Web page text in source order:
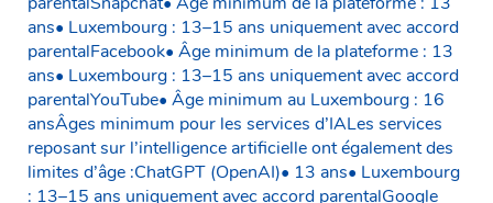
ans• Luxembourg : 13–15 ans uniquement avec accord
parentalFacebook• Âge minimum de la plateforme : 13
ans• Luxembourg : 13–15 ans uniquement avec accord
parentalYouTube• Âge minimum au Luxembourg : 16
ansÂges minimum pour les services d’IALes services
reposant sur l’intelligence artificielle ont également des
limites d’âge :ChatGPT (OpenAI)• 13 ans• Luxembourg
: 13–15 ans uniquement avec accord parentalGoogle